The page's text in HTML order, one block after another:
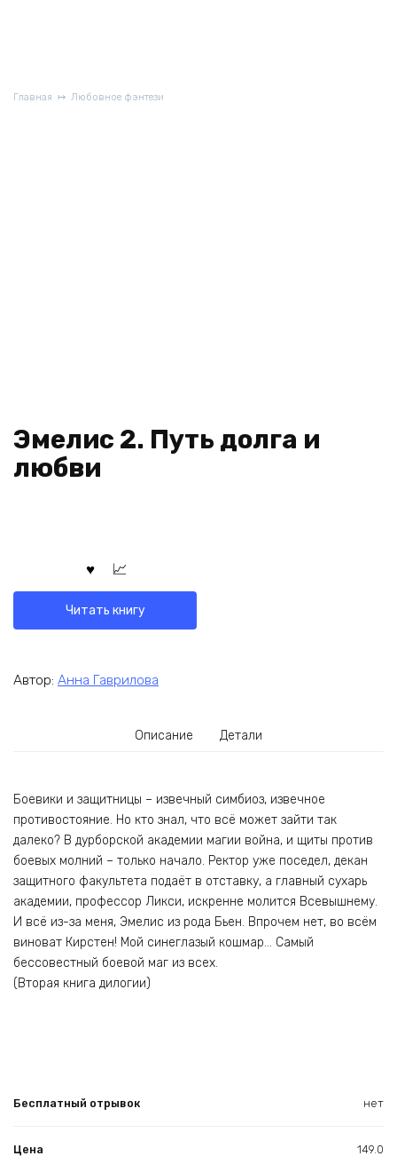
Главная Любовное фэнтези
Эмелис 2. Путь долга и
любви
Читать книгу
Автор: Анна Гаврилова
Описание Детали
Боевики и защитницы – извечный симбиоз, извечное
противостояние. Но кто знал, что всё может зайти так
далеко? В дурборской академии магии война, и щиты против
боевых молний – только начало. Ректор уже поседел, декан
защитного факультета подаёт в отставку, а главный сухарь
академии, профессор Ликси, искренне молится Всевышнему.
И всё из-за меня, Эмелис из рода Бьен. Впрочем нет, во всём
виноват Кирстен! Мой синеглазый кошмар… Самый
бессовестный боевой маг из всех.
(Вторая книга дилогии)
Бесплатный отрывок нет
Цена 149.0